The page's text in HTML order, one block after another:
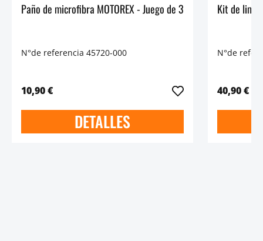
Paño de microfibra MOTOREX - Juego de 3
N°de referencia 45720-000
10,90 €
DETALLES
Kit de
N°de
40,90 €